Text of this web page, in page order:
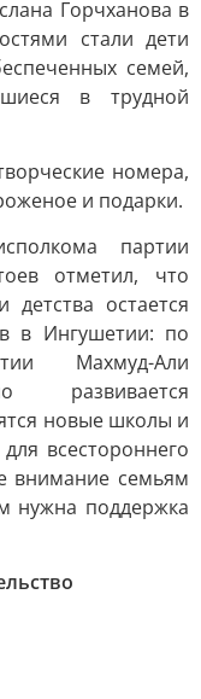
Горчханова в
стали дети
семей,
в трудной
номера,
и подарки.
партии
отметил, что
остается
в Ингушетии: по
Махмуд-Али
развивается
новые школы и
всестороннего
внимание семьям
нужна поддержка